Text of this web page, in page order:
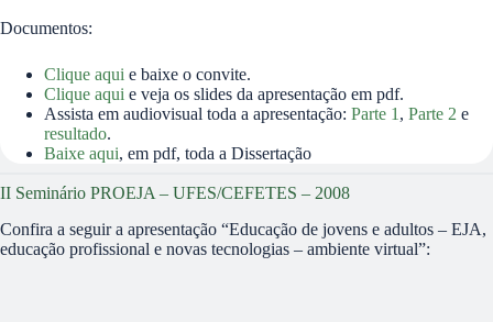
Documentos:
Clique aqui e baixe o convite.
Clique aqui e veja os slides da apresentação em pdf.
Assista em audiovisual toda a apresentação: Parte 1 , Parte 2 e
resultado.
Baixe aqui, em pdf, toda a Dissertação
II Seminário PROEJA – UFES/CEFETES – 2008
Confira a seguir a apresentação “Educação de jovens e adultos – EJA,
educação profissional e novas tecnologias – ambiente virtual”: